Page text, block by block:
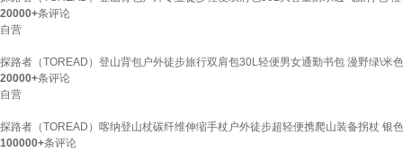
20000+条评论
自营
探路者（TOREAD）登山背包户外徒步旅行双肩包30L轻便男女通勤书包 漫野绿\米色
20000+条评论
自营
探路者（TOREAD）喀纳登山杖碳纤维伸缩手杖户外徒步超轻便携爬山装备拐杖 银色
100000+条评论